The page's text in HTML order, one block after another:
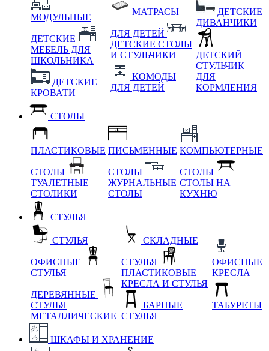
МОДУЛЬНЫЕ
ДЕТСКИЕ
МЕБЕЛЬ ДЛЯ
ШКОЛЬНИКА
ДЕТСКИЕ
КРОВАТИ
МАТРАСЫ
ДЛЯ ДЕТЕЙ
ДЕТСКИЕ СТОЛЫ
И СТУЛЬЧИКИ
КОМОДЫ
ДЛЯ ДЕТЕЙ
ДЕТСКИЕ
ДИВАНЧИКИ
ДЕТСКИЙ
СТУЛЬЧИК
ДЛЯ
КОРМЛЕНИЯ
СТОЛЫ
ПЛАСТИКОВЫЕ
СТОЛЫ
ТУАЛЕТНЫЕ
СТОЛИКИ
ПИСЬМЕННЫЕ
СТОЛЫ
ЖУРНАЛЬНЫЕ
СТОЛЫ
КОМПЬЮТЕРНЫЕ
СТОЛЫ
СТОЛЫ НА
КУХНЮ
СТУЛЬЯ
СТУЛЬЯ
ОФИСНЫЕ
СТУЛЬЯ
ДЕРЕВЯННЫЕ
СТУЛЬЯ
МЕТАЛЛИЧЕСКИЕ
СКЛАДНЫЕ
СТУЛЬЯ
ПЛАСТИКОВЫЕ
КРЕСЛА И СТУЛЬЯ
БАРНЫЕ
СТУЛЬЯ
ОФИСНЫЕ
КРЕСЛА
ТАБУРЕТЫ
ШКАФЫ И ХРАНЕНИЕ